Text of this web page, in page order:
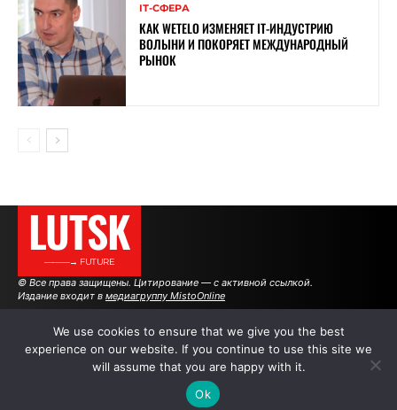
ІТ-СФЕРА
КАК WETELO ИЗМЕНЯЕТ IT-ИНДУСТРИЮ
ВОЛЫНИ И ПОКОРЯЕТ МЕЖДУНАРОДНЫЙ
РЫНОК
LUTSK
———→ FUTURE
© Все права защищены. Цитирование — с активной ссылкой.
Издание входит в медиагруппу MistoOnline
АВТОРЫ | РЕКЛАМА НА САЙТЕ
We use cookies to ensure that we give you the best
experience on our website. If you continue to use this site we
will assume that you are happy with it.
Ok